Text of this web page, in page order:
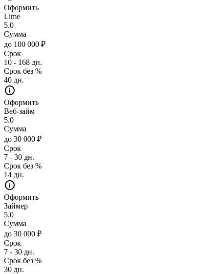
Оформить
Lime
5.0
Сумма
до 100 000 ₽
Срок
10 - 168 дн.
Срок без %
40 дн.
Оформить
Веб-займ
5.0
Сумма
до 30 000 ₽
Срок
7 - 30 дн.
Срок без %
14 дн.
Оформить
Займер
5.0
Сумма
до 30 000 ₽
Срок
7 - 30 дн.
Срок без %
30 дн.